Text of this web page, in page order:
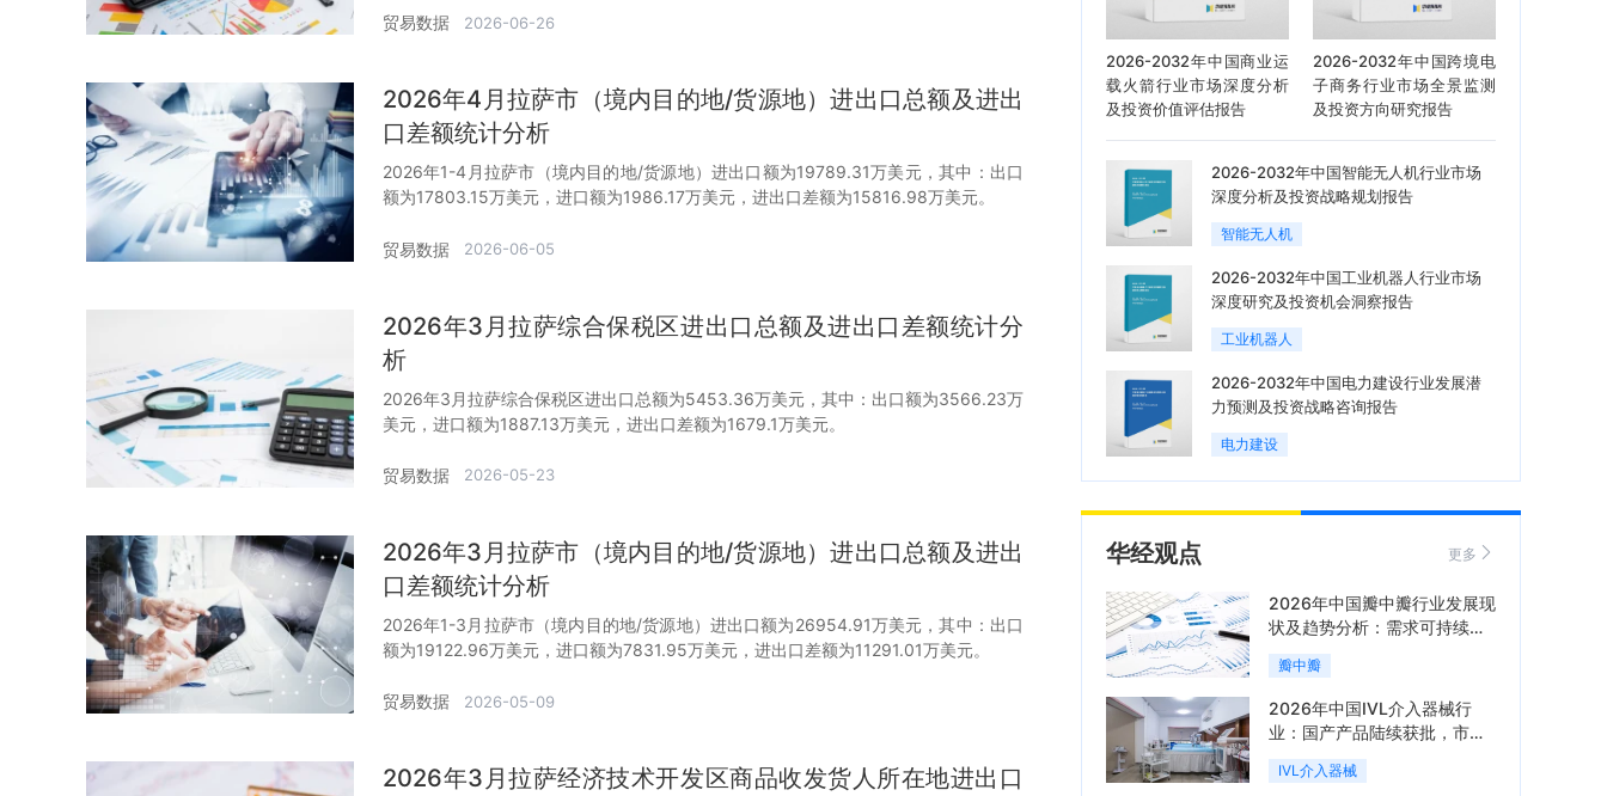
贸易数据 2026-06-26
2026年4月拉萨市（境内目的地/货源地）进出口总额及进出
口差额统计分析
2026年1-4月拉萨市（境内目的地/货源地）进出口额为19789.31万美元，其中：出口
额为17803.15万美元，进口额为1986.17万美元，进出口差额为15816.98万美元。
贸易数据 2026-06-05
2026年3月拉萨综合保税区进出口总额及进出口差额统计分
析
2026年3月拉萨综合保税区进出口总额为5453.36万美元，其中：出口额为3566.23万
美元，进口额为1887.13万美元，进出口差额为1679.1万美元。
贸易数据 2026-05-23
2026年3月拉萨市（境内目的地/货源地）进出口总额及进出
口差额统计分析
2026年1-3月拉萨市（境内目的地/货源地）进出口额为26954.91万美元，其中：出口
额为19122.96万美元，进口额为7831.95万美元，进出口差额为11291.01万美元。
贸易数据 2026-05-09
2026年3月拉萨经济技术开发区商品收发货人所在地进出口
2026-2032年中国商业运
载火箭行业市场深度分析
及投资价值评估报告
2026-2032年中国跨境电
子商务行业市场全景监测
及投资方向研究报告
2026-2032年中国智能无人机行业市场
深度分析及投资战略规划报告
智能无人机
2026-2032年中国工业机器人行业市场
深度研究及投资机会洞察报告
工业机器人
2026-2032年中国电力建设行业发展潜
力预测及投资战略咨询报告
电力建设
华经观点 更多
2026年中国瓣中瓣行业发展现
状及趋势分析：需求可持续释
放，市场发展前景良好「图」
瓣中瓣
2026年中国IVL介入器械行
业：国产产品陆续获批，市场
将进入持续高增长阶段「图」
IVL介入器械